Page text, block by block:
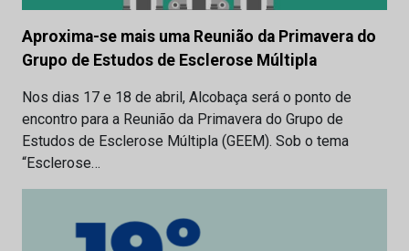
Aproxima-se mais uma Reunião da Primavera do
Grupo de Estudos de Esclerose Múltipla
Nos dias 17 e 18 de abril, Alcobaça será o ponto de
encontro para a Reunião da Primavera do Grupo de
Estudos de Esclerose Múltipla (GEEM). Sob o tema
“Esclerose…